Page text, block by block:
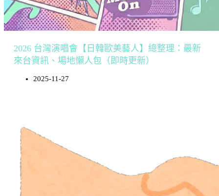
2026 台灣演唱會【日韓歐美藝人】總整理：最新
來台資訊、場地懶人包（即時更新）
2025-11-27